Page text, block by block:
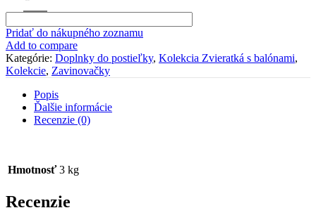
Pridať do nákupného zoznamu
Add to compare
Kategórie: Doplnky do postieľky, Kolekcia Zvieratká s balónami,
Kolekcie, Zavinovačky
Popis
Ďalšie informácie
Recenzie (0)
Hmotnosť 3 kg
Recenzie